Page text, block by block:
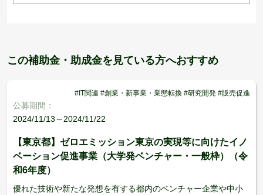
この補助金・助成金を見ている方へおすすめ
#IT関連 #創業・新事業・業態転換 #研究開発 #販売促進
公募期間：
2024/11/13～2024/11/22
【東京都】ゼロエミッション東京の実現等に向けたイノ
ベーション促進事業（大学発ベンチャー・一般枠）（令
和6年度）
優れた技術や新たな発想を有する都内のベンチャー企業や中小